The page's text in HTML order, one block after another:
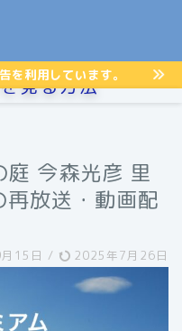
を利用しています。
見る方法
庭 今森光彦 里
放送・動画配
15日 / 2025年7月26日